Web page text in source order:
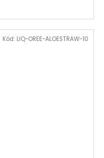
Kód: LIQ-OREE-ALOESTRAW-10